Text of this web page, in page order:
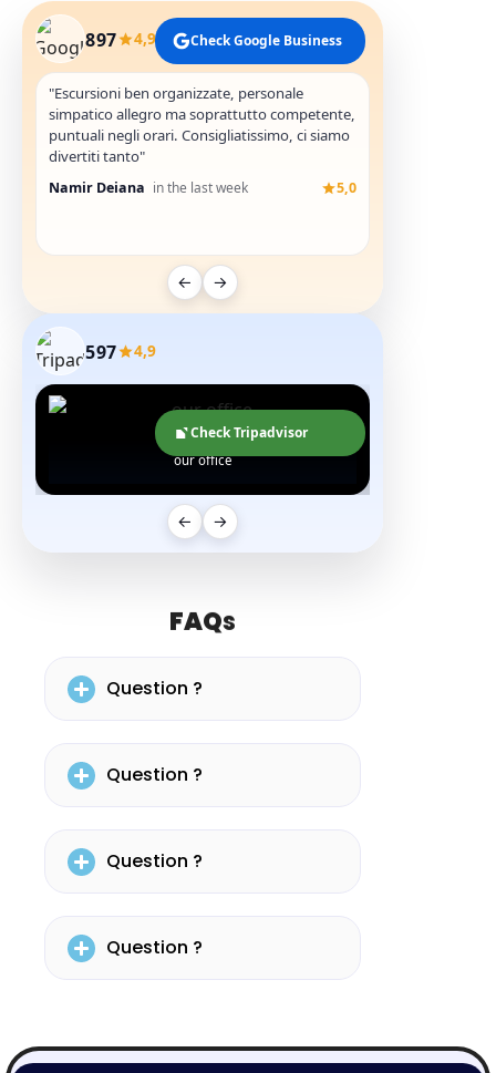
897 4,9
"Escursioni ben organizzate, personale
simpatico allegro ma soprattutto competente,
puntuali negli orari. Consigliatissimo, ci siamo
divertiti tanto"
Namir Deiana in the last week 5,0
← →
Check Google Business
597 4,9
our office
← →
Check Tripadvisor
FAQs
Question ?
Question ?
Question ?
Question ?